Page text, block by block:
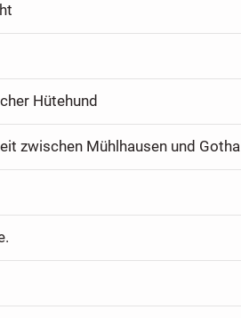
Hütehund
zwischen Mühlhausen und Gotha